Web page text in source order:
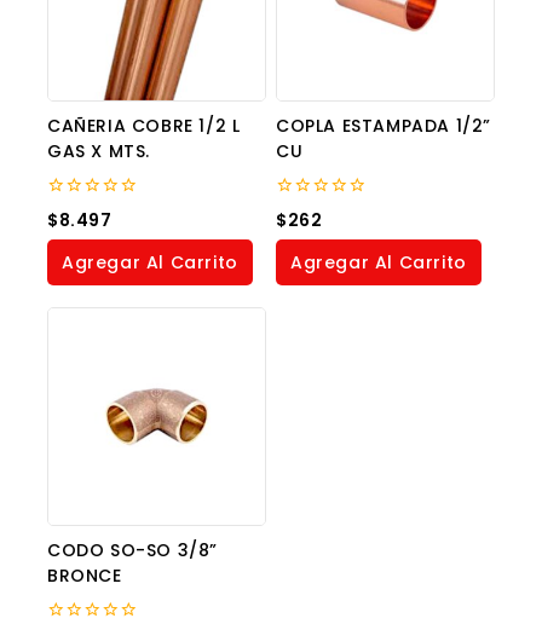
CAÑERIA COBRE 1/2 L
GAS X MTS.
0
out
of
$8.497
Agregar Al Carrito
COPLA ESTAMPADA 1/2”
CU
0
out
of
$262
Agregar Al Carrito
CODO SO-SO 3/8”
BRONCE